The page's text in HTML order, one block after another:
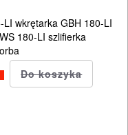
LI wkrętarka GBH 180-LI
180-LI szlifierka